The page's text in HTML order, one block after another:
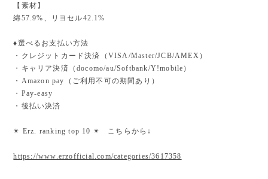
【素材】
綿57.9%、リヨセル42.1%
♦︎選べるお支払い方法
・クレジットカード決済（VISA/Master/JCB/AMEX）
・キャリア決済（docomo/au/Softbank/Y!mobile）
・Amazon pay（ご利用不可の期間あり）
・Pay-easy
・後払い決済
✴︎ Erz. ranking top 10 ✴︎ こちらから↓
https://www.erzofficial.com/categories/3617358